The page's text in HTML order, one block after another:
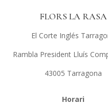
FLORS LA RASA
El Corte Inglés
Rambla President Lluís
43005 Tarragona
Horari